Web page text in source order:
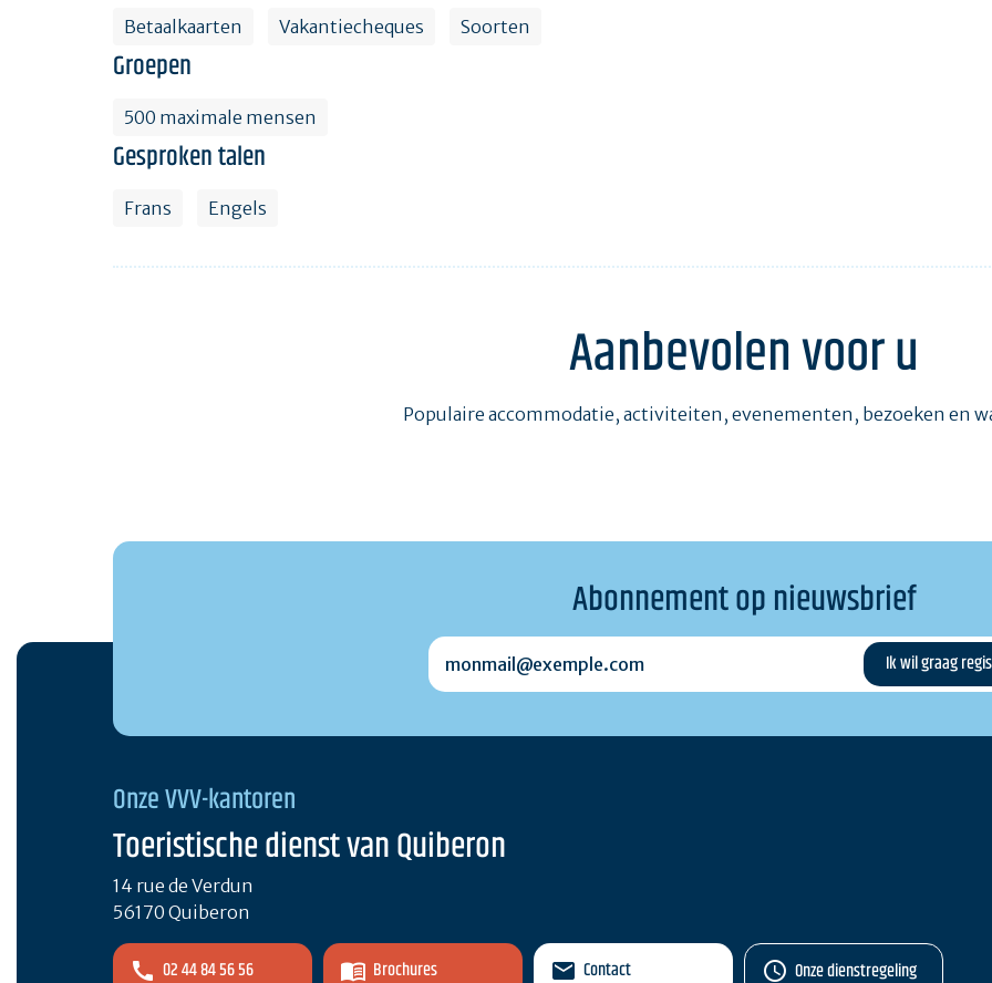
Betaalkaarten Vakantiecheques Soorten
Groepen
500 maximale mensen
Gesproken talen
Frans Engels
Aanbevolen voor u
Populaire accommodatie, activiteiten, evenementen, bezoeken en
Abonnement op nieuwsbrief
monmail@exemple.com
Onze VVV-kantoren
Toeristische dienst van Quiberon
14 rue de Verdun
56170 Quiberon
02 44 84 56 56 Brochures Contact Onze dienstregeling